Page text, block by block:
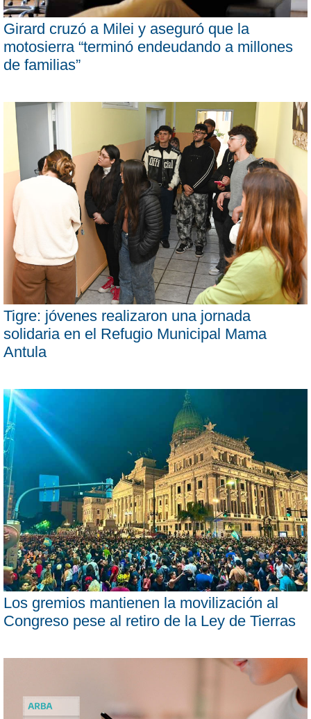
Girard cruzó a Milei y aseguró que la
motosierra “terminó endeudando a millones
de familias”
Tigre: jóvenes realizaron una jornada
solidaria en el Refugio Municipal Mama
Antula
Los gremios mantienen la movilización al
Congreso pese al retiro de la Ley de Tierras